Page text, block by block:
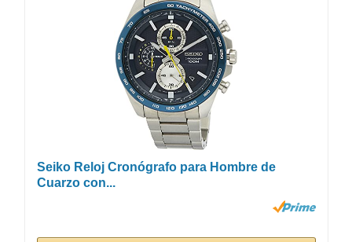
Seiko Reloj Cronógrafo para Hombre de
Cuarzo con...